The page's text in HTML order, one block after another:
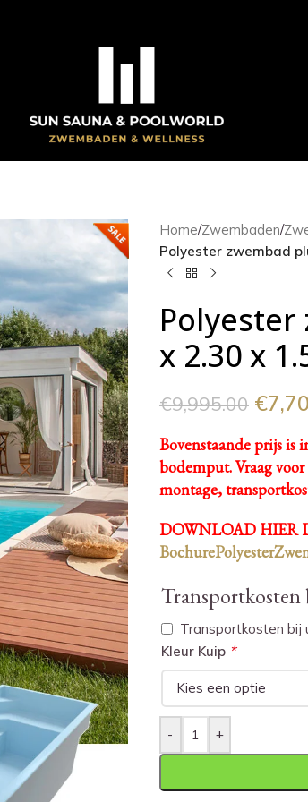
Home/Zwembaden/
Polyester zwembad
Polyester
x 2.30 x
€9,995.00 €
Bovenstaande prijs is
bodemput.Vraag
montage,
DOWNLOAD HIER
Transportkosten bij
Kleur Kuip *
- +